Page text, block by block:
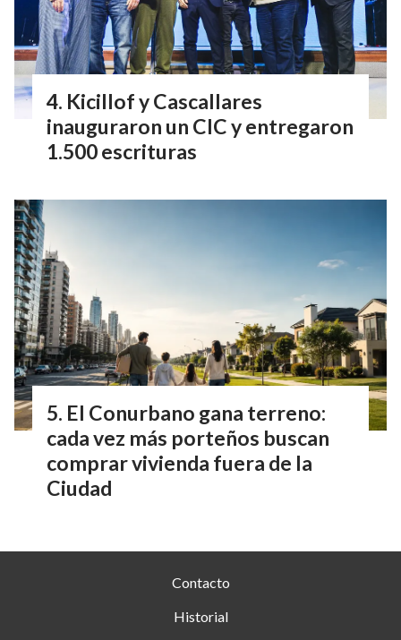
Kicillof y Cascallares
inauguraron un CIC y entregaron
1.500 escrituras
El Conurbano gana terreno:
cada vez más porteños buscan
comprar vivienda fuera de la
Ciudad
Contacto
Historial